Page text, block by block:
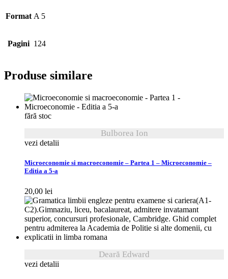
Format A 5
Pagini 124
Produse similare
fără stoc
Bulborea Ion
vezi detalii
Microeconomie si macroeconomie – Partea 1 – Microeconomie –
Editia a 5-a
20,00 lei
Deară Edward
vezi detalii